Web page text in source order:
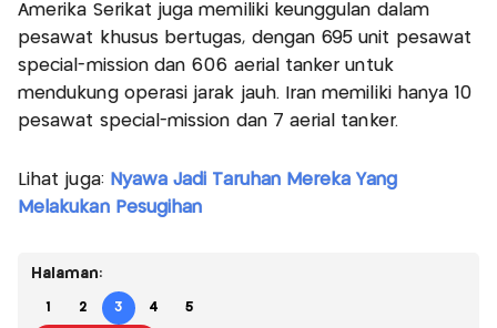
Amerika Serikat juga memiliki keunggulan dalam
pesawat khusus bertugas, dengan 695 unit pesawat
special-mission dan 606 aerial tanker untuk
mendukung operasi jarak jauh. Iran memiliki hanya 10
pesawat special-mission dan 7 aerial tanker.
Lihat juga: Nyawa Jadi Taruhan Mereka Yang
Melakukan Pesugihan
Halaman:
1 2 3 4 5